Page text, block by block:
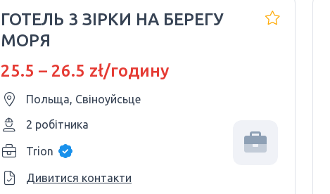
ГОТЕЛЬ 3 ЗІРКИ НА БЕРЕГУ
МОРЯ
25.5 – 26.5 zł/годину
Польща, Свіноуйсьце
2 робітника
Trion
Дивитися контакти